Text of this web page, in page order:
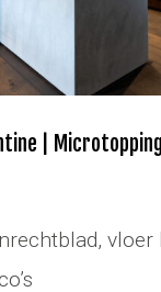
|
vloer